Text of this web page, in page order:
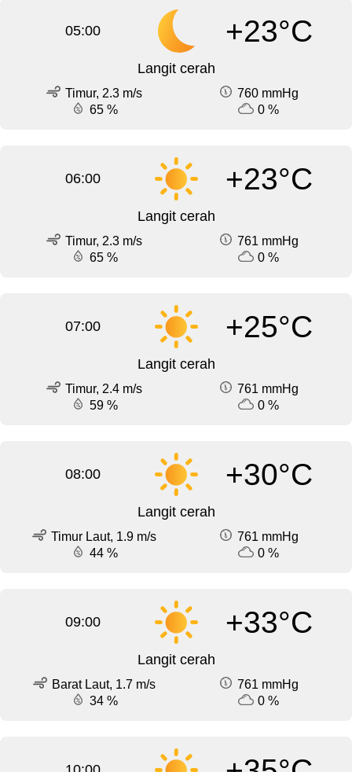
05:00 +23°C
Langit cerah
Timur, 2.3 m/s
760 mmHg
65 %
0 %
06:00 +23°C
Langit cerah
Timur, 2.3 m/s
761 mmHg
65 %
0 %
07:00 +25°C
Langit cerah
Timur, 2.4 m/s
761 mmHg
59 %
0 %
08:00 +30°C
Langit cerah
Timur Laut, 1.9 m/s
761 mmHg
44 %
0 %
09:00 +33°C
Langit cerah
Barat Laut, 1.7 m/s
761 mmHg
34 %
0 %